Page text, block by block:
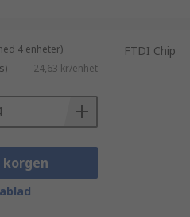
4 enheter)
24,63 kr/enhet
korgen
FTDI Chip